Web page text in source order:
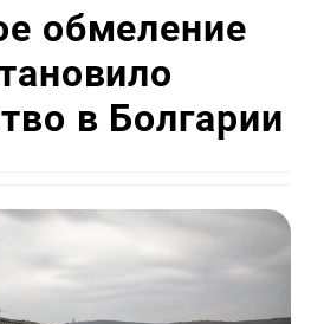
обмеление
в Болгарии